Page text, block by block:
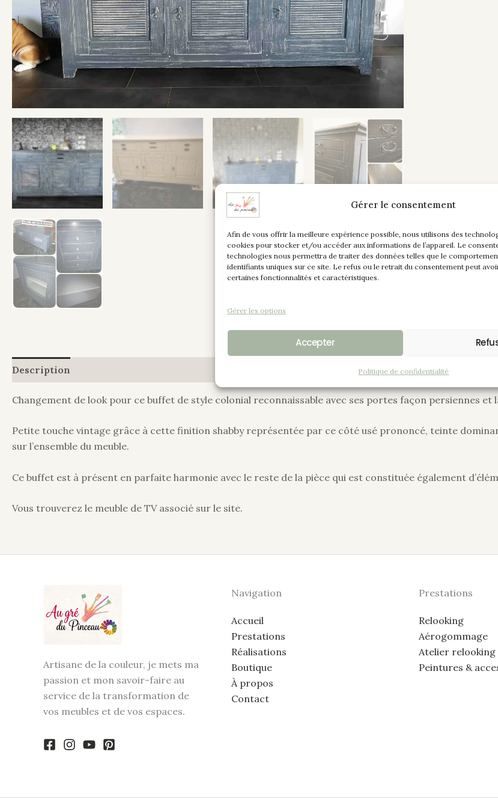
Gérer le consentement
Afin de vous offrir la meilleure expérience possible, nous utilisons des
cookies pour stocker et/ou accéder aux informations de l’appareil. Le
technologies nous permettra de traiter des données telles que le
identifiants uniques sur ce site. Le refus ou le retrait du consentement peut
certaines fonctionnalités et caractéristiques.
Gérer les options
Accepter
Politique de confidentialité
Description
Changement de look pour ce buffet de style colonial reconnaissable avec ses portes façon persiennes
Petite touche vintage grâce à cette finition shabby représentée par ce côté usé prononcé, teinte
sur l’ensemble du meuble.
Ce buffet est à présent en parfaite harmonie avec le reste de la pièce qui est constituée également
Vous trouverez le meuble de TV associé sur le site.
Artisane de la couleur, je mets ma
passion et mon savoir-faire au
service de la transformation de
vos meubles et de vos espaces.
Navigation
Accueil
Prestations
Réalisations
Boutique
À propos
Contact
Prestations
Relooking
Aérogommage
Atelier relooking
Peintures &